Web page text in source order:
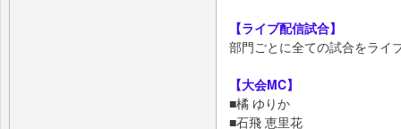
【ライブ配信試合】
部門ごとに全ての試合をライ
【大会MC】
■橘 ゆりか
■石飛 恵里花